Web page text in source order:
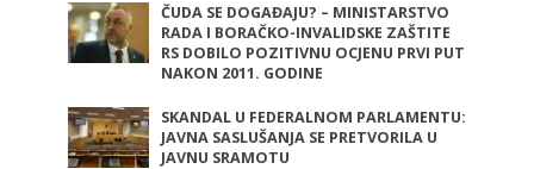
ČUDA SE DOGAĐAJU? – MINISTARSTVO
RADA I BORAČKO-INVALIDSKE ZAŠTITE
RS DOBILO POZITIVNU OCJENU PRVI PUT
NAKON 2011. GODINE
SKANDAL U FEDERALNOM PARLAMENTU:
JAVNA SASLUŠANJA SE PRETVORILA U
JAVNU SRAMOTU